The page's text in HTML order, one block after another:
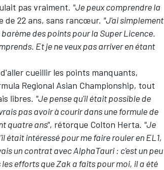
pas vraiment. "Je peux comprendre la
de 22 ans, sans rancœur. "J'ai simplement
des points pour la Super Licence.
Et je ne veux pas arriver en étant
cueillir les points manquants,
Regional Asian Championship, tout
libres. "Je pense qu'il était possible de
pas avoir à courir dans une formule de
quatre ans", rétorque Colton Herta. "Je
était intéressé pour me faire rouler en EL1,
un contrat avec AlphaTauri : c'est un peu
efforts que Zak a faits pour moi, il a été